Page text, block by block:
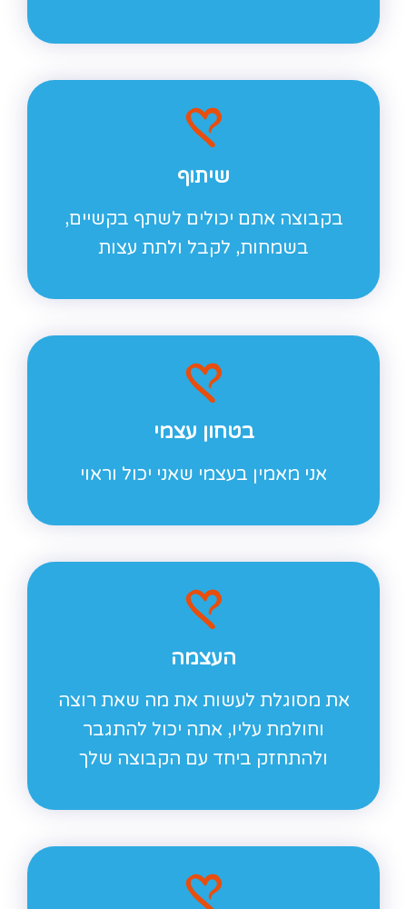
שיתוף
בקבוצה אתם יכולים לשתף בקשיים,
בשמחות, לקבל ולתת עצות
בטחון עצמי
אני מאמין בעצמי שאני יכול וראוי
העצמה
את מסוגלת לעשות את מה שאת רוצה
וחולמת עליו, אתה יכול להתגבר
ולהתחזק ביחד עם הקבוצה שלך